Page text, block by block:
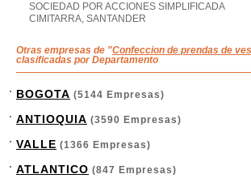
SOCIEDAD POR ACCIONES SIMPLIFICADA
CIMITARRA, SANTANDER
Otras empresas de "Confeccion de prendas de
clasificadas por Departamento
BOGOTA (5144 Empresas)
ANTIOQUIA (3590 Empresas)
VALLE (1366 Empresas)
ATLANTICO (847 Empresas)